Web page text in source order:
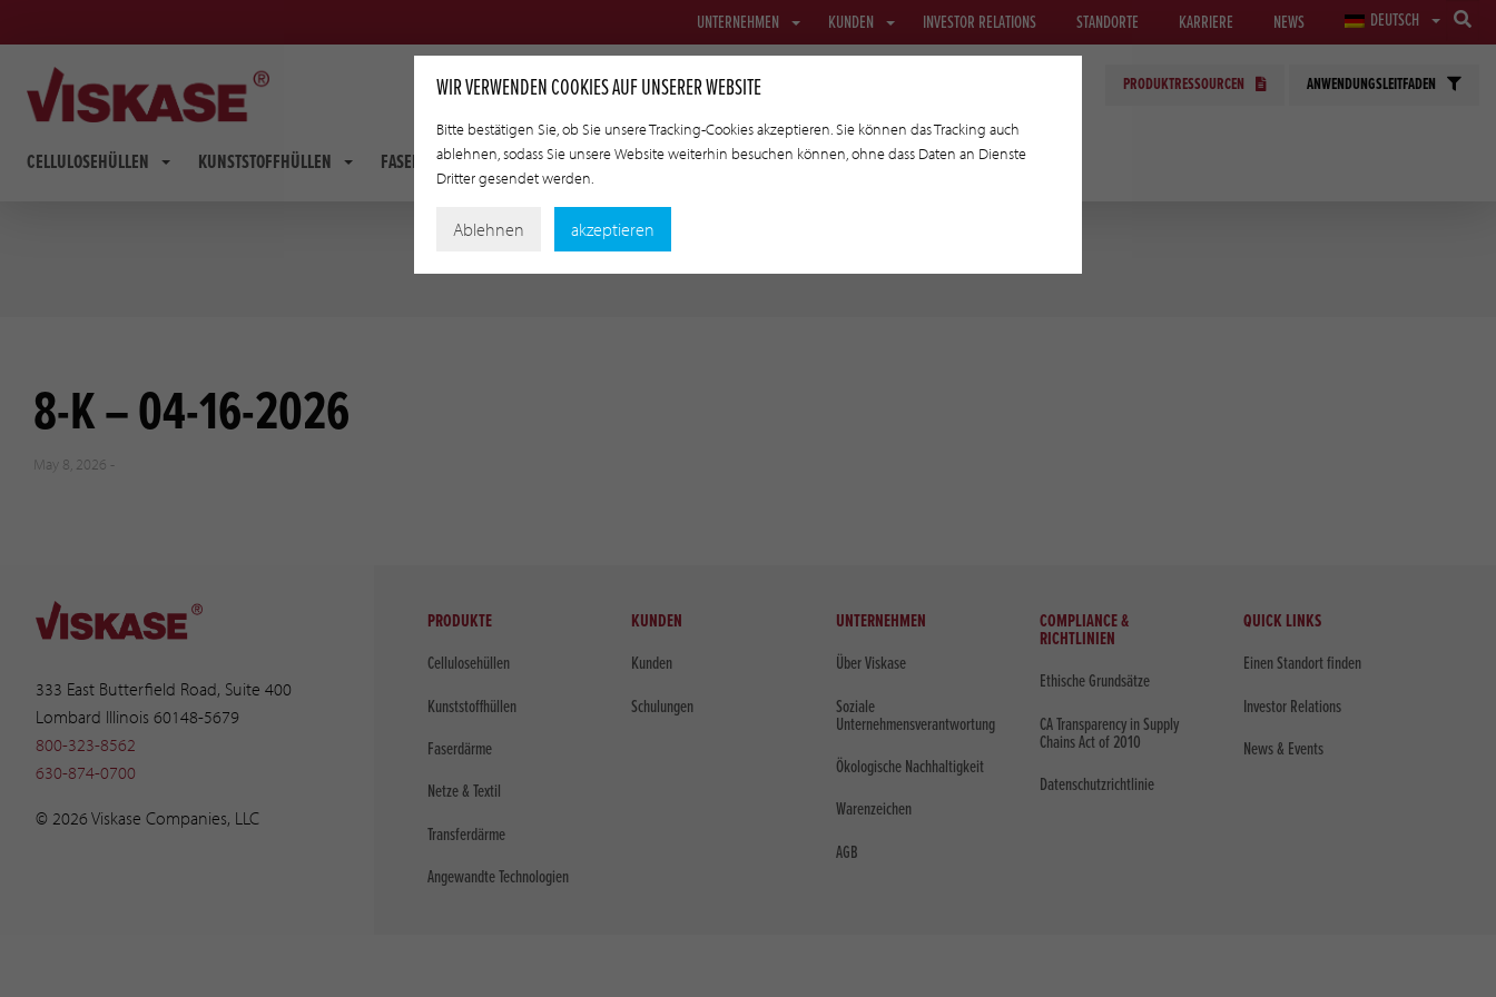
UNTERNEHMEN KUNDEN INVESTOR RELATIONS STANDORTE KARRIERE NEWS DEUTSCH
CELLULOSEHÜLLEN KUNSTSTOFFHÜLLEN FASERDÄRME NETZE & TEXTIL TRANSFERDÄRME ANGEWANDTE TECHNOLOGIEN
PRODUKTRESSOURCEN ANWENDUNGSLEITFADEN
8-K – 04-16-2026
May 8, 2026 -
333 East Butterfield Road, Suite 400
Lombard Illinois 60148-5679
800-323-8562
630-874-0700
© 2026 Viskase Companies, LLC
PRODUKTE
Cellulosehüllen
Kunststoffhüllen
Faserdärme
Netze & Textil
Transferdärme
Angewandte Technologien
KUNDEN
Kunden
Schulungen
UNTERNEHMEN
Über Viskase
Soziale
Unternehmensverantwortung
Ökologische Nachhaltigkeit
Warenzeichen
AGB
COMPLIANCE &
RICHTLINIEN
Ethische Grundsätze
CA Transparency in Supply
Chains Act of 2010
Datenschutzrichtlinie
QUICK LINKS
Einen Standort finden
Investor Relations
News & Events
WIR VERWENDEN COOKIES AUF UNSERER WEBSITE
Bitte bestätigen Sie, ob Sie unsere Tracking-Cookies akzeptieren. Sie können das Tracking auch
ablehnen, sodass Sie unsere Website weiterhin besuchen können, ohne dass Daten an Dienste
Dritter gesendet werden.
Ablehnen akzeptieren